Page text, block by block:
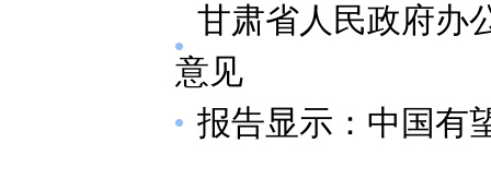
甘肃省人民政府办
意见
报告显示：中国有